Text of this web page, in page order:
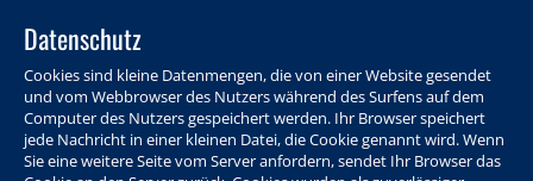
Datenschutz
Cookies sind kleine Datenmengen, die von einer Website gesendet
und vom Webbrowser des Nutzers während des Surfens auf dem
Computer des Nutzers gespeichert werden. Ihr Browser speichert
jede Nachricht in einer kleinen Datei, die Cookie genannt wird. Wenn
Sie eine weitere Seite vom Server anfordern, sendet Ihr Browser das